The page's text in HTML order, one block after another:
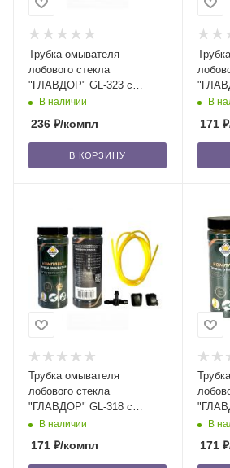
Трубка омывателя
лобового стекла
"ГЛАВДОР" GL-323 с
жиклерами и тройником,
В наличии
236 ₽/компл
В КОРЗИНУ
В
171₽
Трубка омывателя
лобового стекла
"ГЛАВДОР" GL-318 с
жиклерами и тройником,
ВАЗ 2108-09-14-15 /20
В наличии
171 ₽/компл
ВАЗ
В
171₽